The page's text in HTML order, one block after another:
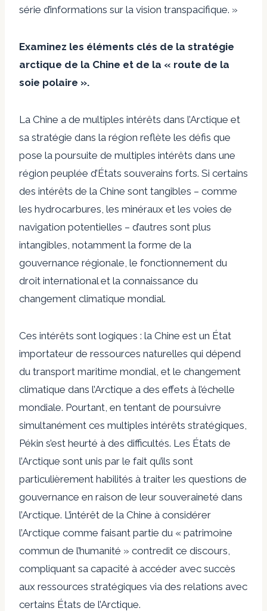
série d’informations sur la vision transpacifique. »
Examinez les éléments clés de la stratégie
arctique de la Chine et de la « route de la
soie polaire ».
La Chine a de multiples intérêts dans l’Arctique et
sa stratégie dans la région reflète les défis que
pose la poursuite de multiples intérêts dans une
région peuplée d’États souverains forts. Si certains
des intérêts de la Chine sont tangibles – comme
les hydrocarbures, les minéraux et les voies de
navigation potentielles – d’autres sont plus
intangibles, notamment la forme de la
gouvernance régionale, le fonctionnement du
droit international et la connaissance du
changement climatique mondial.
Ces intérêts sont logiques : la Chine est un État
importateur de ressources naturelles qui dépend
du transport maritime mondial, et le changement
climatique dans l’Arctique a des effets à l’échelle
mondiale. Pourtant, en tentant de poursuivre
simultanément ces multiples intérêts stratégiques,
Pékin s’est heurté à des difficultés. Les États de
l’Arctique sont unis par le fait qu’ils sont
particulièrement habilités à traiter les questions de
gouvernance en raison de leur souveraineté dans
l’Arctique. L’intérêt de la Chine à considérer
l’Arctique comme faisant partie du « patrimoine
commun de l’humanité » contredit ce discours,
compliquant sa capacité à accéder avec succès
aux ressources stratégiques via des relations avec
certains États de l’Arctique.